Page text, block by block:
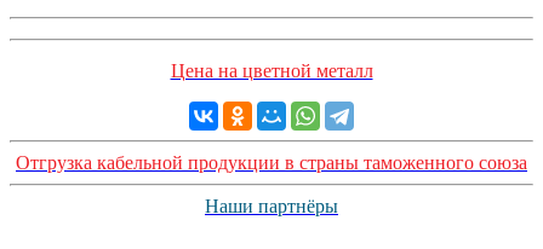
Цена на цветной металл
Отгрузка кабельной продукции в страны таможенного союза
Наши партнёры